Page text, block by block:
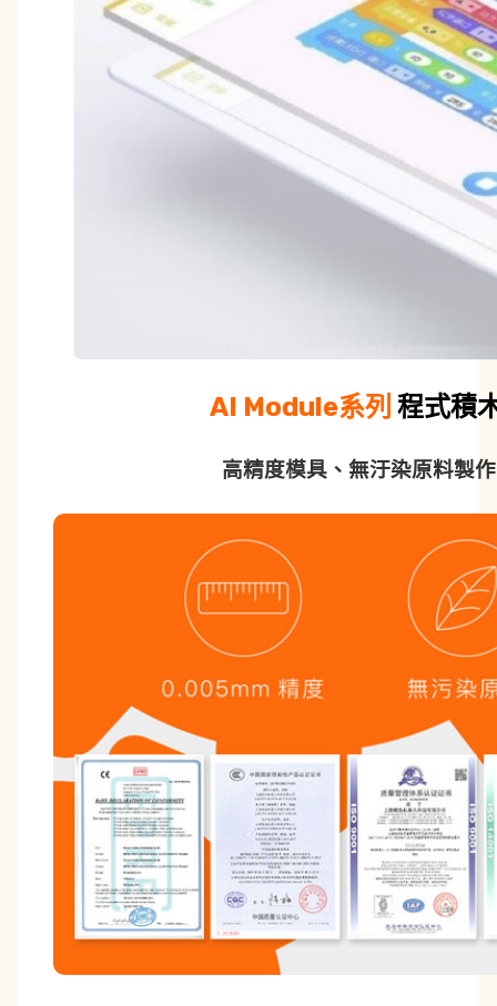
AI Module系列 程式積
高精度模具、無汙染原料製作